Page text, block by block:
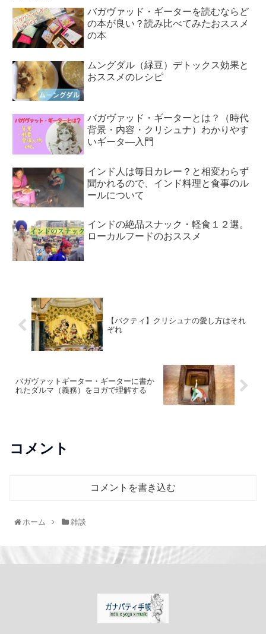
バガヴァッド・ギーターを読むならど
の本が良い？読み比べてみたおススメ
の本
ムングダル（緑豆）デトックス効果と
おススメのレシピ
バガヴァッド・ギーターとは？（時代
背景・内容・クリシュナ）わかりやす
いギータ―入門
インド人は毎日カレー？と相変わらず
聞かれるので、インド料理と食事のル
ールについて
インドの絶品スナック・軽食１２選。
ローカルフードのおススメ
【バクティ】クリシュナの愛し方はそれ
ぞれ
バガヴァットギーター・ギーターに書か
れたダルマ（義務）をヨガで理解する
コメント
コメントを書き込む
ホーム 雑談